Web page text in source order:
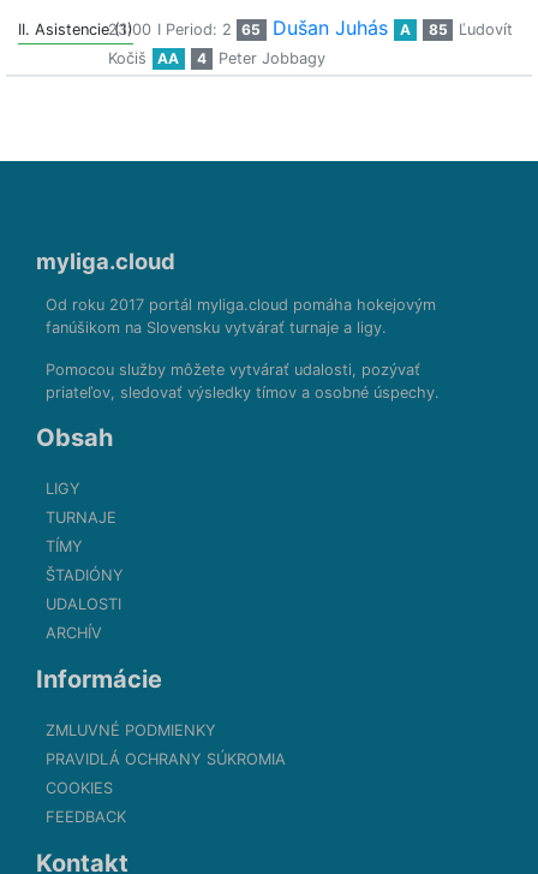
II. Asistencie (1)
23:00 I Period: 2 65 Dušan Juhás A 85
Ľudovít
Kočiš
AA 4 Peter Jobbagy
myliga.cloud
Od roku 2017 portál myliga.cloud pomáha hokejovým
fanúšikom na Slovensku vytvárať turnaje a ligy.
Pomocou služby môžete vytvárať udalosti, pozývať
priateľov, sledovať výsledky tímov a osobné úspechy.
Obsah
LIGY
TURNAJE
TÍMY
ŠTADIÓNY
UDALOSTI
ARCHÍV
Informácie
ZMLUVNÉ PODMIENKY
PRAVIDLÁ OCHRANY SÚKROMIA
COOKIES
FEEDBACK
Kontakt